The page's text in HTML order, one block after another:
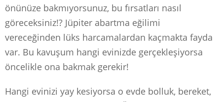
önünüze bakmıyorsunuz, bu fırsatları nasıl
göreceksiniz!? Jüpiter abartma eğilimi
vereceğinden lüks harcamalardan kaçmakta fayda
var. Bu kavuşum hangi evinizde gerçekleşiyorsa
öncelikle ona bakmak gerekir!
Hangi evinizi yay kesiyorsa o evde bolluk, bereket,